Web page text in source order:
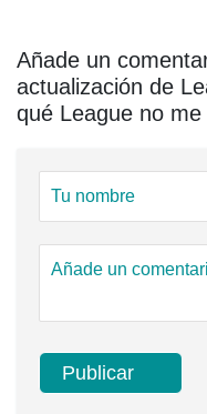
Añade un
actualización de
qué League no